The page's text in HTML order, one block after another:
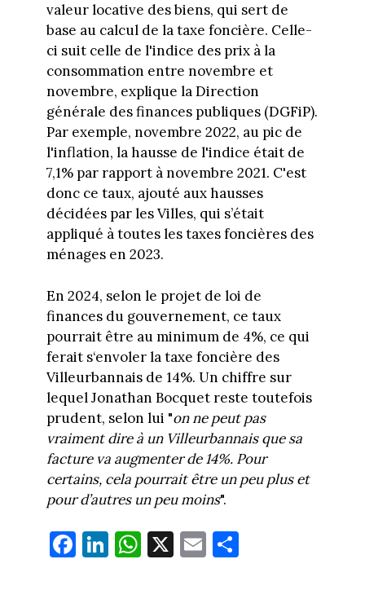
valeur locative des biens, qui sert de
base au calcul de la taxe foncière. Celle-
ci suit celle de l'indice des prix à la
consommation entre novembre et
novembre, explique la Direction
générale des finances publiques (DGFiP).
Par exemple, novembre 2022, au pic de
l'inflation, la hausse de l'indice était de
7,1% par rapport à novembre 2021. C'est
donc ce taux, ajouté aux hausses
décidées par les Villes, qui s’était
appliqué à toutes les taxes foncières des
ménages en 2023.
En 2024, selon le projet de loi de
finances du gouvernement, ce taux
pourrait être au minimum de 4%, ce qui
ferait s‘envoler la taxe foncière des
Villeurbannais de 14%. Un chiffre sur
lequel Jonathan Bocquet reste toutefois
prudent, selon lui "on ne peut pas
vraiment dire à un Villeurbannais que sa
facture va augmenter de 14%. Pour
certains, cela pourrait être un peu plus et
pour d’autres un peu moins".
Fa
ce
Li
nk
W
ha
X E
m
Pa
rt